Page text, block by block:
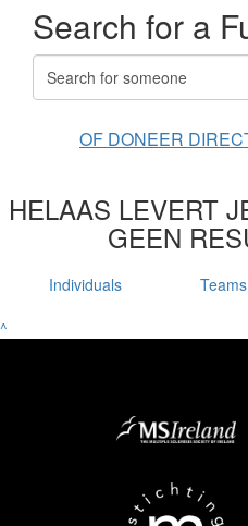
Search for a
OF DONEER
HELAAS LEVERT
GEEN
Individuals Teams
^